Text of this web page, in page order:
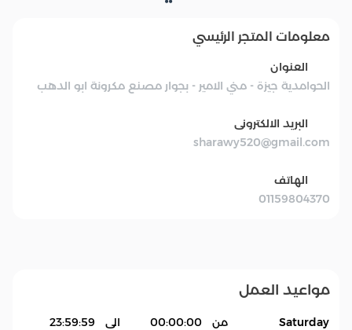
معلومات المتجر الرئيسي
العنوان
الحوامدية جيزة - مني الامير - بجوار مصنع مكرونة ابو الدهب
البريد الالكترونى
sharawy520@gmail.com
الهاتف
01159804370
مواعيد العمل
Saturday من 00:00:00 الى
23:59:59